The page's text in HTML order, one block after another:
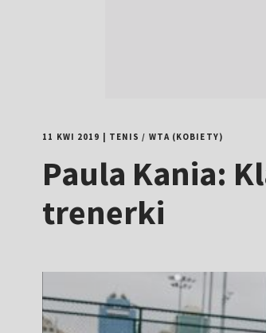
11 KWI 2019 TENIS / WTA (KOBIETY)
Paula Kania:
trenerki